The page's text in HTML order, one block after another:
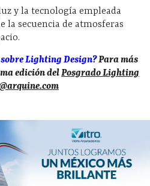
y la tecnología empleada
la secuencia de atmosferas
Lighting Design?Para más
edición delPosgrado Lighting